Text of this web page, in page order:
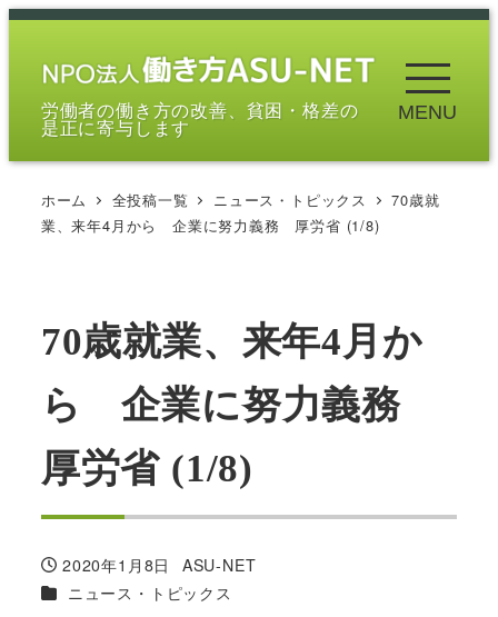
メ
労働者の働き方の改善、貧困・格差の
是正に寄与します
MENU
ホーム 全投稿一覧 ニュース・トピックス
70歳就
業、来年4月から 企業に努力義務 厚労省 (1/8)
70歳就業、来年4月か
ら 企業に努力義務
厚労省 (1/8)
投稿日
2020年1月8日
著
者
ASU-NET
カテゴリー
ニュース・トピックス